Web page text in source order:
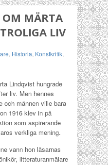
OM MÄRTA
LIV
, Historia, Konstkritik,
Lindqvist hungrade
liv. Men hennes
och männen ville bara
1916 klev in på
som aspirerande
verkliga mening.
vann hon läsarnas
litteraturanmälare